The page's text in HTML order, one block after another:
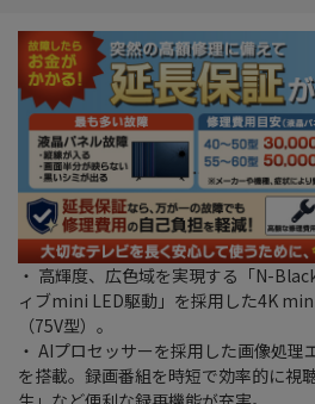
・ 高輝度、広色域を実現する「N-
ィブmini LED駆動」を採用した4K
（75V型）。
・ AIプロセッサーを採用した画像処理
を搭載。録画番組を時短で効率的に視